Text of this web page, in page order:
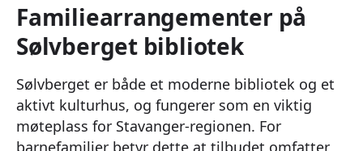
Familiearrangementer på
Sølvberget bibliotek
Sølvberget er både et moderne bibliotek og et
aktivt kulturhus, og fungerer som en viktig
møteplass for Stavanger-regionen. For
barnefamilier betyr dette at tilbudet omfatter